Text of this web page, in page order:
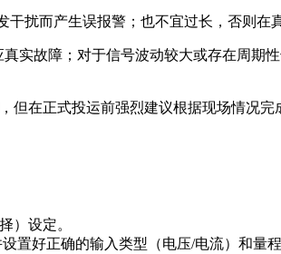
扰而产生误报警；也不宜过长，否则在
实故障；对于信号波动较大或存在周期
在正式投运前强烈建议根据现场情况完
）设定。
好正确的输入类型（电压/电流）和量程